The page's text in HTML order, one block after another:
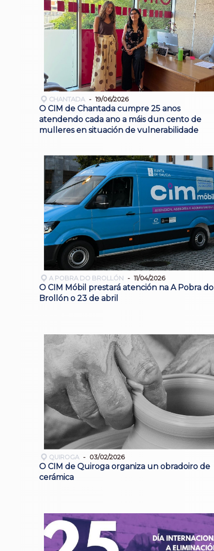
CHANTADA 19/06/2026
O CIM de Chantada cumpre 25 anos
atendendo cada ano a máis dun cento de
mulleres en situación de vulnerabilidade
A POBRA DO BROLLÓN 11/04/2026
O CIM Móbil prestará atención na A Pobra do
Brollón o 23 de abril
QUIROGA 03/02/2026
O CIM de Quiroga organiza un obradoiro de
cerámica